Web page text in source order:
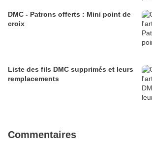
DMC - Patrons offerts : Mini point de
croix
Liste des fils DMC supprimés et leurs
remplacements
Commentaires